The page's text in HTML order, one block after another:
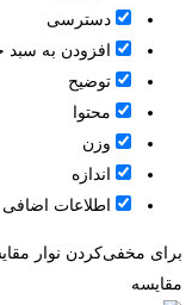
دسترسی
افزودن به سبد
توضیح
محتوا
وزن
اندازه
اطلاعات اضافی
برای مخفی‌کردن نوار
مقایسه